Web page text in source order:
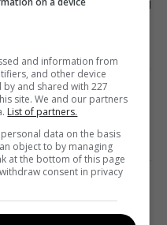
программы,
ядерное оружие
назвали
талисман удачи
о мужчинах:
пышной:
правильной
and information from
and other device
and shared with 227
site. We and our partners
List of partners.
data on the basis
object to by managing
at the bottom of this page
consent in privacy